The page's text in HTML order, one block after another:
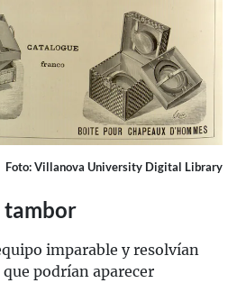
Foto: Villanova University Digital Library
tambor
imparable y resolvían
podrían aparecer